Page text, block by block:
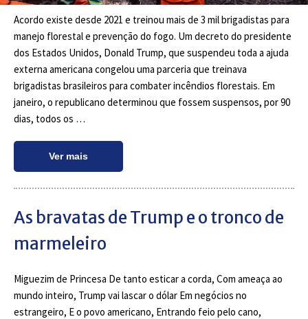
Acordo existe desde 2021 e treinou mais de 3 mil brigadistas para
manejo florestal e prevenção do fogo. Um decreto do presidente
dos Estados Unidos, Donald Trump, que suspendeu toda a ajuda
externa americana congelou uma parceria que treinava
brigadistas brasileiros para combater incêndios florestais. Em
janeiro, o republicano determinou que fossem suspensos, por 90
dias, todos os …
Ver mais
As bravatas de Trump e o tronco de
marmeleiro
Miguezim de Princesa De tanto esticar a corda, Com ameaça ao
mundo inteiro, Trump vai lascar o dólar Em negócios no
estrangeiro, E o povo americano, Entrando feio pelo cano,